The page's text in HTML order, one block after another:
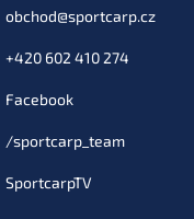
obchod@sportcarp.cz
+420 602 410 274
Facebook
/sportcarp_team
SportcarpTV